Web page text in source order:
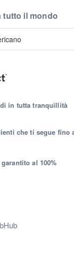
in tutta tranquillità
che ti segue fino
al 100%
tutto il mondo